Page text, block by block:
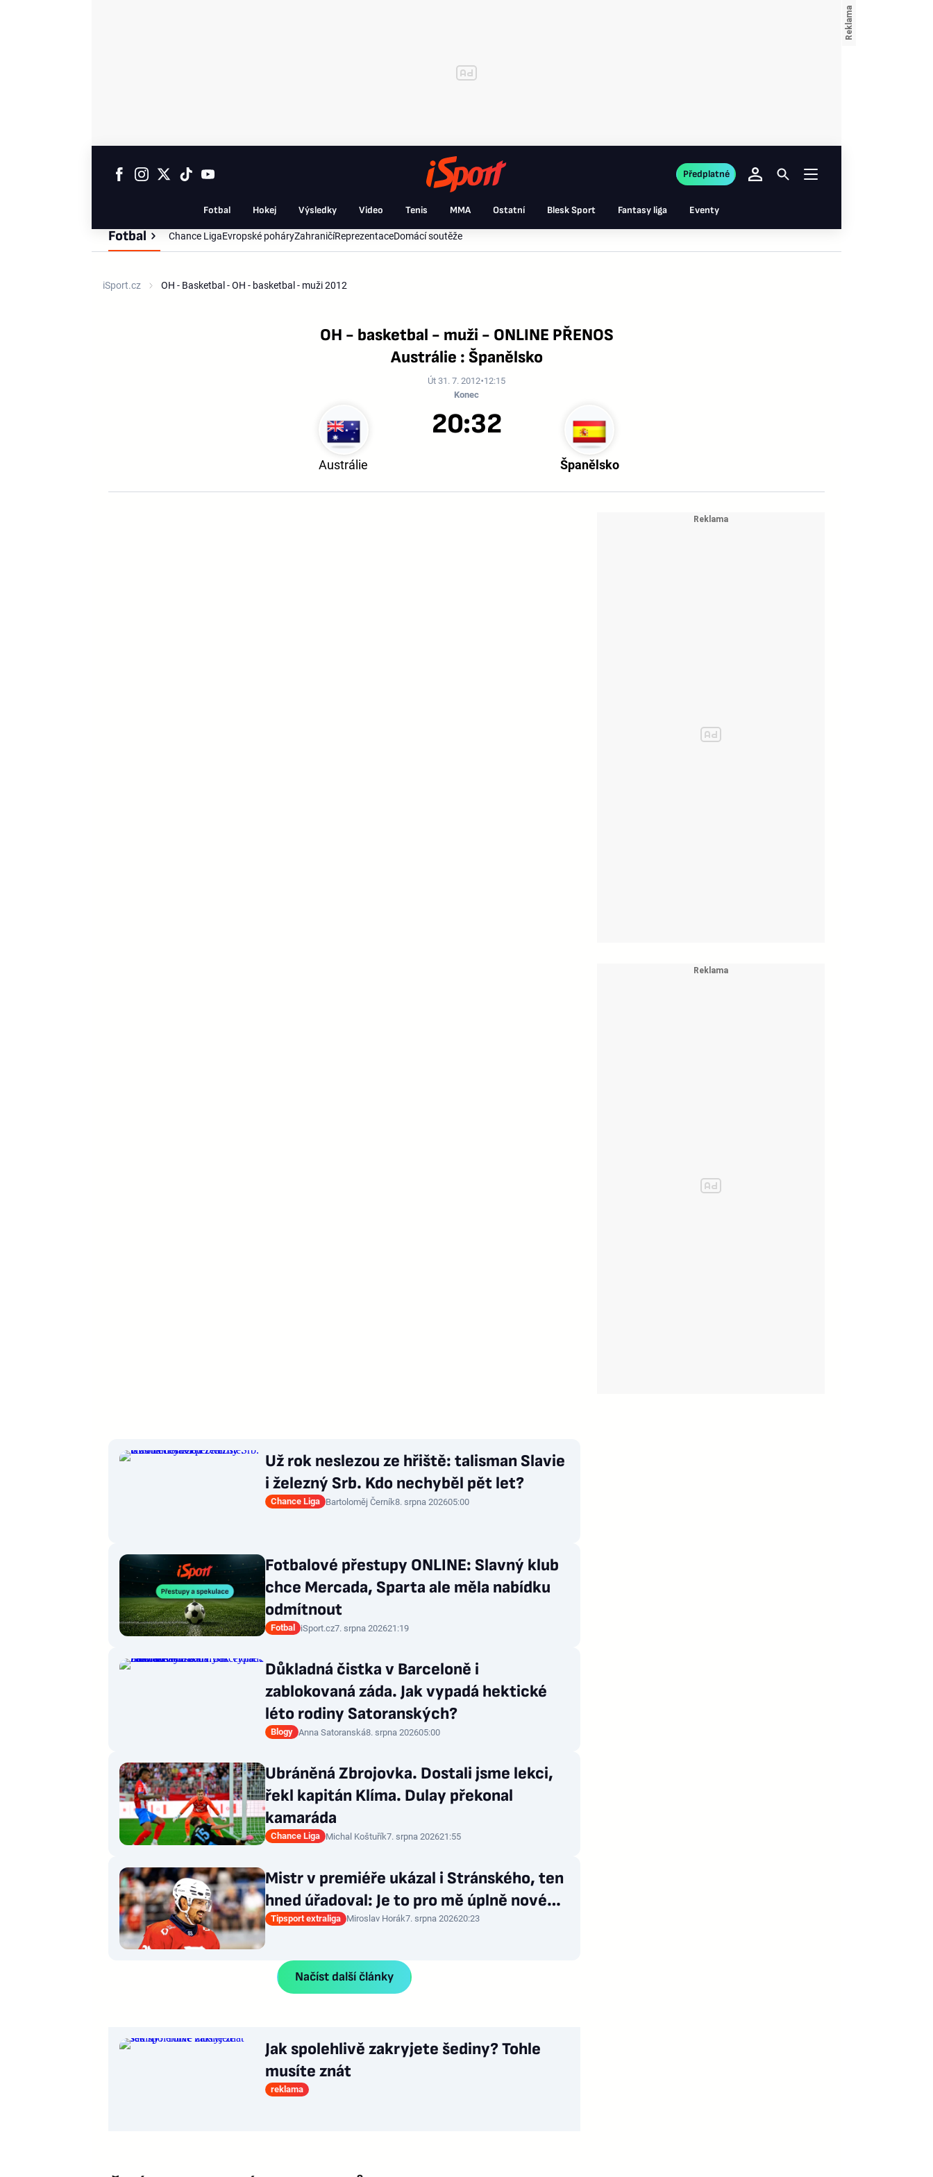
Fotbal Hokej Výsledky Video Tenis MMA Ostatní Blesk Sport Fantasy liga Eventy
Předplatné
Fotbal Chance LigaEvropské poháryZahraničíReprezentaceDomácí soutěže
iSport.cz OH - Basketbal - OH - basketbal - muži 2012
OH - basketbal - muži - ONLINE PŘENOS
Austrálie : Španělsko
Út 31. 7. 2012 12:15
Konec
Austrálie Španělsko
20:32
Už rok neslezou ze hřiště: talisman Slavie
i železný Srb. Kdo nechyběl pět let?
Chance Liga Bartoloměj Černík8. srpna 202605:00
Fotbalové přestupy ONLINE: Slavný klub
chce Mercada, Sparta ale měla nabídku
odmítnout
Fotbal iSport.cz7. srpna 202621:19
Důkladná čistka v Barceloně i
zablokovaná záda. Jak vypadá hektické
léto rodiny Satoranských?
Blogy Anna Satoranská8. srpna 202605:00
Ubráněná Zbrojovka. Dostali jsme lekci,
řekl kapitán Klíma. Dulay překonal
kamaráda
Chance Liga Michal Koštuřík7. srpna 202621:55
Mistr v premiéře ukázal i Stránského, ten
hned úřadoval: Je to pro mě úplně nové…
Tipsport extraliga Miroslav Horák7. srpna 202620:23
Načíst další články
Jak spolehlivě zakryjete šediny? Tohle
musíte znát
reklama